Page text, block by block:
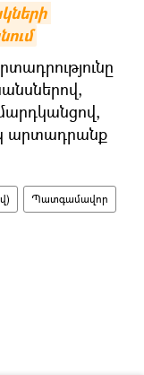
արտադրանք
Պատգամավոր